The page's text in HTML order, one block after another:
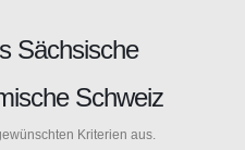
Sächsische
Schweiz
Kriterien aus.